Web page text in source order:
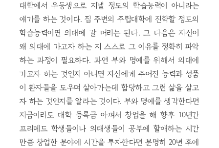
대학에서 우등생으로 지낼 정도의 학습능력이 아니라는
얘기를 하는 것이다. 집 주변의 주립대학에 진학할 정도의
학습능력이면 의대에 갈 머리는 된다. 그 다음은 자신이
왜 의대에 가고자 하는 지 스스로 그 이유를 정확히 파악
하는 과정이 필요하다. 과연 부와 명예를 위해서 의대에
가고자 하는 것인지 아니면 자신에게 주어진 능력과 성품
이 환자들을 도우며 살아가는데 합당하고 그런 삶을 살고
자 하는 것인지를 알라는 것이다. 부와 명예를 생각한다면
지금이라도 대학 등록금 아껴서 창업을 해 향후 10년간
프리메드 학생들이나 의대생들이 공부에 할애하는 시간
만큼 창업한 분야에 시간을 투자한다면 분명히 20년 후에